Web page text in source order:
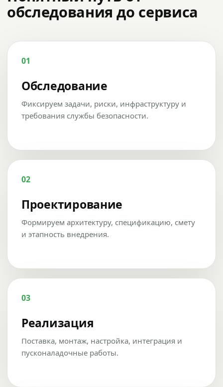
обследования до сервиса
01
Обследование
Фиксируем задачи, риски, инфраструктуру и
требования службы безопасности.
02
Проектирование
Формируем архитектуру, спецификацию, смету
и этапность внедрения.
03
Реализация
Поставка, монтаж, настройка, интеграция и
пусконаладочные работы.